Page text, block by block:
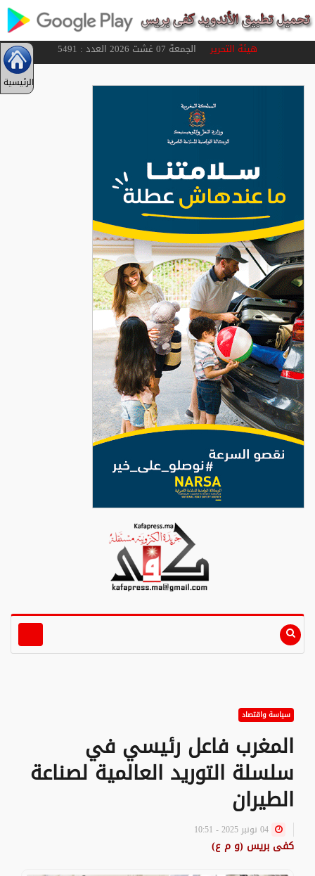
هيئة التحريرالجمعة 07 غشت 2026 العدد : 5491
الرئيسية
سياسة واقتصاد
المغرب فاعل رئيسي في
سلسلة التوريد العالمية لصناعة
الطيران
كفى بريس (و م ع)